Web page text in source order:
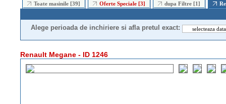
Toate masinile [39] Oferte Speciale [3] dupa Filtre [1]
Alege perioada de inchiriere si afla pretul exact:
Renault Megane - ID 1246